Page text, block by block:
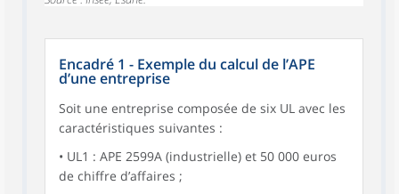
Encadré 1 - Exemple du calcul de l’APE
d’une entreprise
Soit une entreprise composée de six UL avec les
caractéristiques suivantes :
• UL1 : APE 2599A (industrielle) et 50 000 euros
de chiffre d’affaires ;